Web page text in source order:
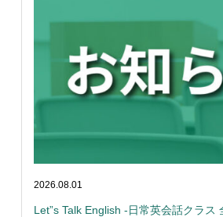
2026.08.01
Let”s Talk English -日常英会話クラス